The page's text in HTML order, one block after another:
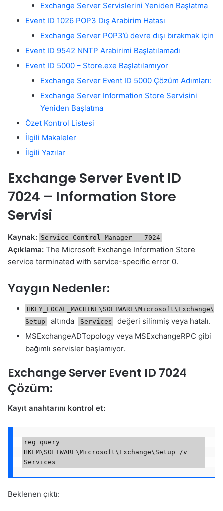
Exchange Server Servislerini Yeniden Başlatma
Event ID 1026 POP3 Dış Arabirim Hatası
Exchange Server POP3’ü devre dışı bırakmak için
Event ID 9542 NNTP Arabirimi Başlatılamadı
Event ID 5000 – Store.exe Başlatılamıyor
Exchange Server Event ID 5000 Çözüm Adımları:
Exchange Server Information Store Servisini
Yeniden Başlatma
Özet Kontrol Listesi
İlgili Makaleler
İlgili Yazılar
Exchange Server Event ID
7024 – Information Store
Servisi
Kaynak: Service Control Manager – 7024
Açıklama: The Microsoft Exchange Information Store
service terminated with service-specific error 0.
Yaygın Nedenler:
HKEY_LOCAL_MACHINE\SOFTWARE\Microsoft\Exchange\
Setup
altında Services
değeri silinmiş veya hatalı.
MSExchangeADTopology veya MSExchangeRPC gibi
bağımlı servisler başlamıyor.
Exchange Server Event ID 7024
Çözüm:
Kayıt anahtarını kontrol et:
reg query
HKLM\SOFTWARE\Microsoft\Exchange\Setup /v
Beklenen çıktı: